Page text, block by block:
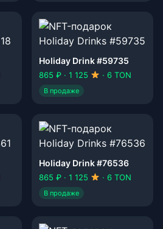
Holiday Drink #59735
865 ₽ · 1 125 · 6 TON
В продаже
Holiday Drink #76536
865 ₽ · 1 125 · 6 TON
В продаже